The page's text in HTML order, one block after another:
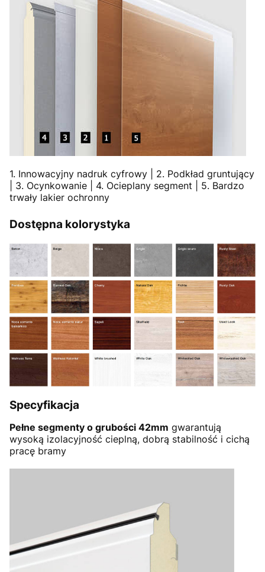
1. Innowacyjny nadruk cyfrowy | 2. Podkład gruntujący
| 3. Ocynkowanie | 4. Ocieplany segment | 5. Bardzo
trwały lakier ochronny
Dostępna kolorystyka
Specyfikacja
Pełne segmenty o grubości 42mm gwarantują
wysoką izolacyjność cieplną, dobrą stabilność i cichą
pracę bramy